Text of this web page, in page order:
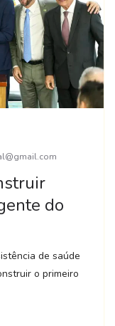
do
de saúde
o primeiro